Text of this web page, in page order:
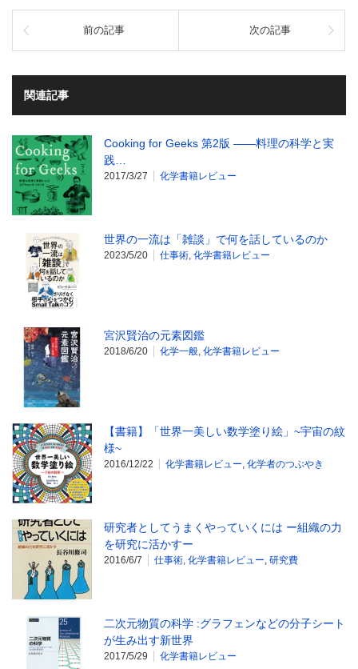
前の記事 次の記事
関連記事
Cooking for Geeks 第2版 ――料理の科学と実
践…
2017/3/27 化学書籍レビュー
世界の一流は「雑談」で何を話しているのか
2023/5/20 仕事術, 化学書籍レビュー
宮沢賢治の元素図鑑
2018/6/20 化学一般, 化学書籍レビュー
【書籍】「世界一美しい数学塗り絵」~宇宙の紋
様~
2016/12/22 化学書籍レビュー, 化学者のつぶやき
研究者としてうまくやっていくには ー組織の力
を研究に活かすー
2016/6/7 仕事術, 化学書籍レビュー, 研究費
二次元物質の科学 :グラフェンなどの分子シート
が生み出す新世界
2017/5/29 化学書籍レビュー